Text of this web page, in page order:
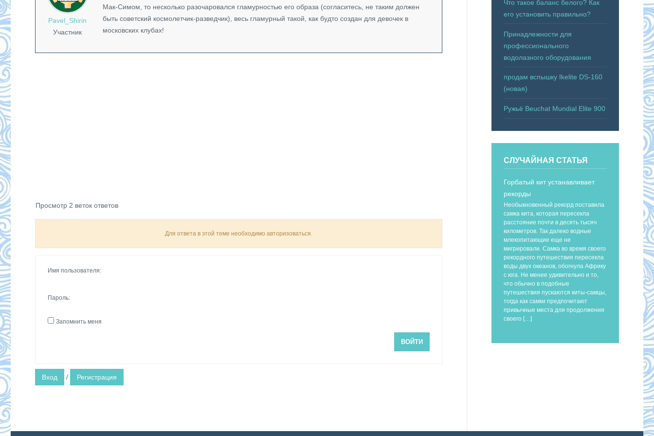
Pavel_Shirin
Участник
Мак-Симом, то несколько разочаровался гламурностью его образа (согласитесь, не таким должен
быть советский космолетчик-разведчик), весь гламурный такой, как будто создан для девочек в
московских клубах!
Просмотр 2 веток ответов
Для ответа в этой теме необходимо авторизоваться.
Имя пользователя:
Пароль:
Запомнить меня
ВОЙТИ
Вход / Регистрация
Что такое баланс белого? Как
его установить правильно?
Принадлежности для
профессионального
водолазного оборудования
продам вспышку Ikelite DS-160
(новая)
Ружьё Beuchat Mundial Elite 900
СЛУЧАЙНАЯ СТАТЬЯ
Горбатый кит устанавливает
рекорды
Необыкновенный рекорд поставила
самка кита, которая пересекла
расстояние почти в десять тысяч
километров. Так далеко водные
млекопитающие еще не
мигрировали. Самка во время своего
рекордного путешествия пересекла
воды двух океанов, обогнула Африку
с юга. Не менее удивительно и то,
что обычно в подобные
путешествия пускаются киты-самцы,
тогда как самки предпочитают
привычные места для продолжения
своего […]